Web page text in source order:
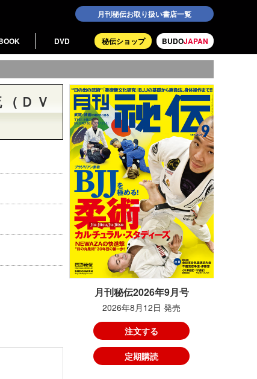
月刊秘伝お取り扱い書店一覧
BUDOJAPAN
秘伝ショップ
DVD
ＤＶ
月刊秘伝2026年9月号
2026年8月12日 発売
注文する
定期購読